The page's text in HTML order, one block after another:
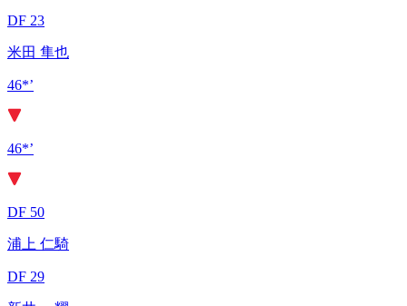
DF 23
米田 隼也
46*’
46*’
DF 50
浦上 仁騎
DF 29